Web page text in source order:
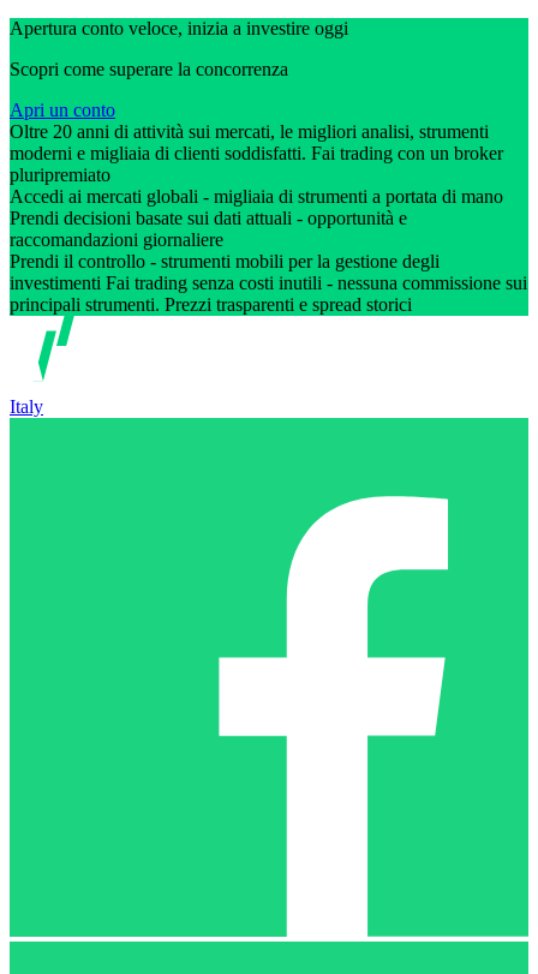
Apertura conto veloce, inizia a investire oggi
Scopri come superare la concorrenza
Apri un conto
Oltre 20 anni di attività sui mercati, le migliori analisi, strumenti
moderni e migliaia di clienti soddisfatti. Fai trading con un broker
pluripremiato
Accedi ai mercati globali - migliaia di strumenti a portata di mano
Prendi decisioni basate sui dati attuali - opportunità e
raccomandazioni giornaliere
Prendi il controllo - strumenti mobili per la gestione degli
investimenti Fai trading senza costi inutili - nessuna commissione sui
principali strumenti. Prezzi trasparenti e spread storici
Italy